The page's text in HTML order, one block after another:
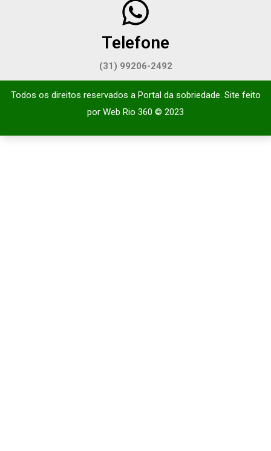
Telefone
(31) 99206-2492
Todos os direitos reservados a Portal da sobriedade. Site feito
por Web Rio 360 © 2023​